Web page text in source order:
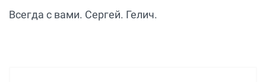
Всегда с вами. Сергей. Гелич.